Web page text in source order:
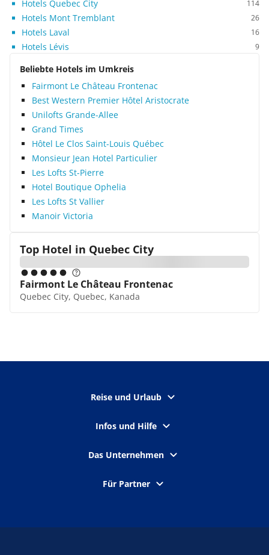
Hotels Quebec City 114
Hotels Mont Tremblant 26
Hotels Laval 16
Hotels Lévis 9
Beliebte Hotels im Umkreis
Fairmont Le Château Frontenac
Best Western Premier Hôtel Aristocrate
Unilofts Grande-Allee
Grand Times
Hôtel Le Clos Saint-Louis Québec
Monsieur Jean Hotel Particulier
Les Lofts St-Pierre
Hotel Boutique Ophelia
Les Lofts St Vallier
Manoir Victoria
Top Hotel in Quebec City
Fairmont Le Château Frontenac
Quebec City, Quebec, Kanada
Reise und Urlaub
Infos und Hilfe
Das Unternehmen
Für Partner